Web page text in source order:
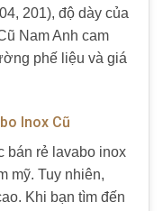
201), độ dày của
Nam Anh cam
phế liệu và giá
Inox Cũ
bán rẻ lavabo inox
mỹ. Tuy nhiên,
Khi bạn tìm đến